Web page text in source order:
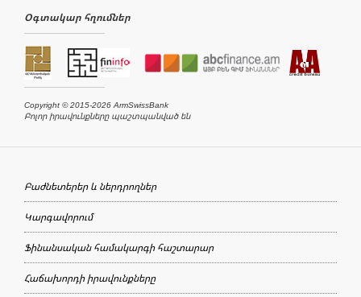
Օգտակար հղումներ
Copyright © 2015-2026 ArmSwissBank
Բոլոր իրավունքները պաշտպանված են
Բաժնետերեր և ներդրողներ
Կարգավորում
Ֆինանսական համակարգի հաշտարար
Հաճախորդի իրավունքները